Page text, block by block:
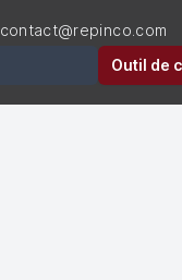
contact@repinco.com
Outil de